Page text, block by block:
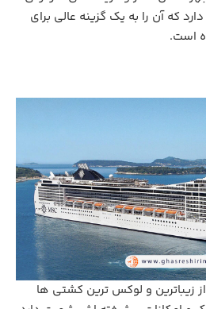
که آن را به یک گزینه عالی برای
است.
زیباترین و لوکس ‌ترین کشتی ‌ها